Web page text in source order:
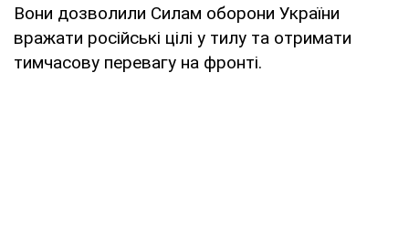
Вони дозволили Силам оборони України
вражати російські цілі у тилу та отримати
тимчасову перевагу на фронті.